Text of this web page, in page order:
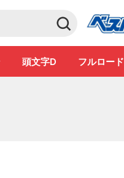
頭文字D フルロード